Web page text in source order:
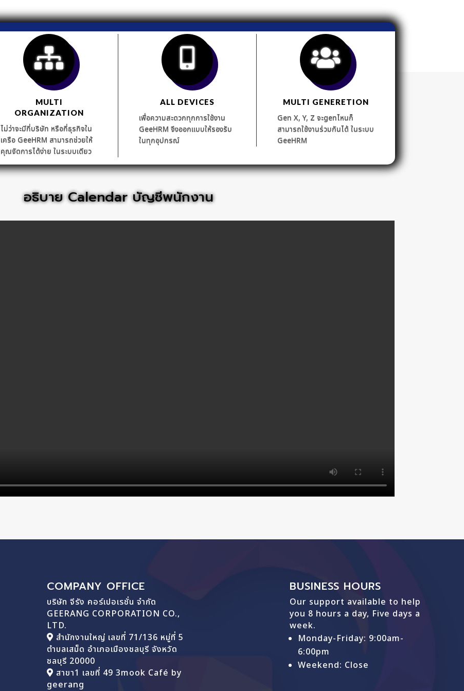
MULTI
ORGANIZATION
ไม่ว่าจะมีกี่บริษัท หรือกี่ธุรกิจใน
เครือ GeeHRM สามารถช่วยให้
คุณจัดการได้ง่าย ในระบบเดียว
ALL DEVICES
เพื่อความสะดวกทุกการใช้งาน
GeeHRM จึงออกแบบให้รองรับ
ในทุกอุปกรณ์
MULTI GENERETION
Gen X, Y, Z จะgenไหนก็
สามารถใช้งานร่วมกันได้ ในระบบ
GeeHRM
อธิบาย Calendar บัญชีพนักงาน
COMPANY OFFICE
บริษัท จีรัง คอร์เปอเรชั่น จำกัด
GEERANG CORPORATION CO.,
LTD.
สำนักงานใหญ่ เลขที่ 71/136 หมู่ที่ 5
ตำบลเสม็ด อำเภอเมืองชลบุรี จังหวัด
ชลบุรี 20000
สาขา1 เลขที่ 49 3mook Café by
geerang
BUSINESS HOURS
Our support available to help
you 8 hours a day, Five days a
week.
Monday-Friday: 9:00am-
6:00pm
Weekend: Close